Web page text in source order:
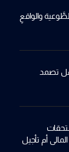
والواقعِ
تصمد
أم تأجيل